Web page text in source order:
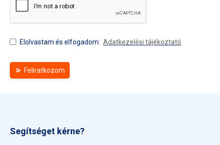
Elolvastam és elfogadom: Adatkezelési tájékoztató
Feliratkozom
Segítséget kérne?